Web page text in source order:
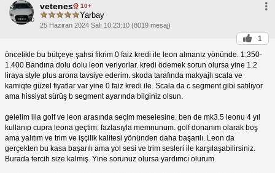
vetenes 10+
Yarbay
25 Haziran 2024 Salı 10:23:10 (8019 mesaj)
1
öncelikle bu bütçeye şahsi fikrim 0 faiz kredi ile leon almanız yönünde. 1.350-
1.400 Bandına dolu dolu leon veriyorlar. kredi ödemek sorun olursa yine 1.2
liraya style plus arona tavsiye ederim. skoda tarafında makyajlı scala ve
kamiqte güzel fiyatlar var yine 0 faiz kredi ile. Scala da c segment gibi satılıyor
ama hissiyat sürüş b segment ayarında bilginiz olsun.
gelelim illa golf ve leon arasında seçim meselesine. ben de mk3.5 leonu 4 yıl
kullanıp cupra leona geçtim. fazlasıyla memnunum. golf donanım olarak boş
ama yalıtım ve trim ve işçilik kalitesi yönünden daha başarılı. Leon da
gerçekten bu kasa başarılı ama yol sesi ve trim sesleri ile karşılaşabilirsiniz.
Burada tercih size kalmış. Yine sorunuz olursa yardımcı olurum.